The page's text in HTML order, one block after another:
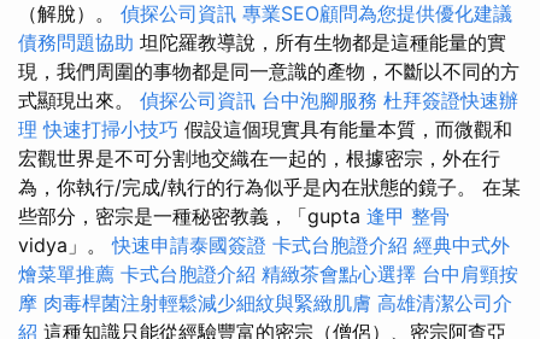
（解脫）。 偵探公司資訊 專業SEO顧問為您提供優化建議
債務問題協助 坦陀羅教導說，所有生物都是這種能量的實
現，我們周圍的事物都是同一意識的產物，不斷以不同的方
式顯現出來。 偵探公司資訊 台中泡腳服務 杜拜簽證快速辦
理 快速打掃小技巧 假設這個現實具有能量本質，而微觀和
宏觀世界是不可分割地交織在一起的，根據密宗，外在行
為，你執行/完成/執行的行為似乎是內在狀態的鏡子。 在某
些部分，密宗是一種秘密教義，「gupta 逢甲 整骨
vidya」。快速申請泰國簽證 卡式台胞證介紹 經典中式外
燴菜單推薦 卡式台胞證介紹 精緻茶會點心選擇 台中肩頸按
摩 肉毒桿菌注射輕鬆減少細紋與緊緻肌膚 高雄清潔公司介
紹 這種知識只能從經驗豐富的密宗（僧侶）、密宗阿查亞